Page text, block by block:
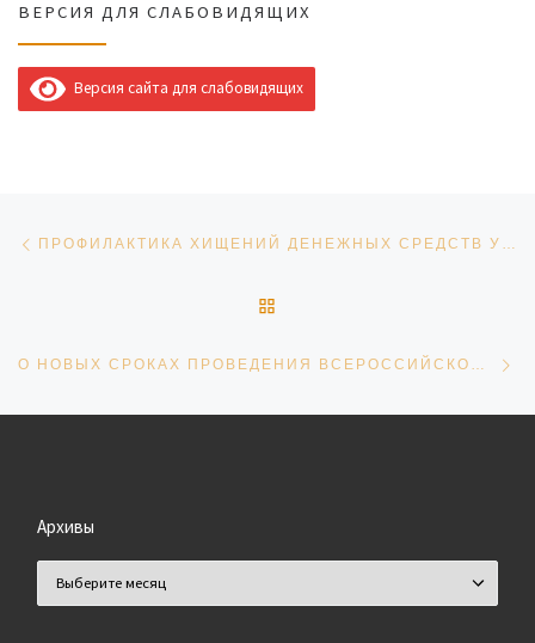
ВЕРСИЯ ДЛЯ СЛАБОВИДЯЩИХ
Версия сайта для слабовидящих
Навигация по записям ПРОФИЛАКТИКА ХИЩЕНИЙ ДЕНЕЖНЫХ СРЕДСТВ У ГРАЖДАН С ИСПОЛЬЗОВАНИЕМ IT-ТЕХНОЛОГИЙ.
Архивы